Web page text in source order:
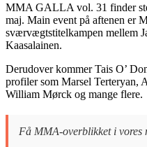
MMA GALLA vol. 31 finder
maj. Main event på aftenen
sværvægtstitelkampen mellem
Kaasalainen.
Derudover kommer Tais O’
profiler som Marsel Terteryan,
William Mørck og mange flere.
Få MMA-overblikket i vores